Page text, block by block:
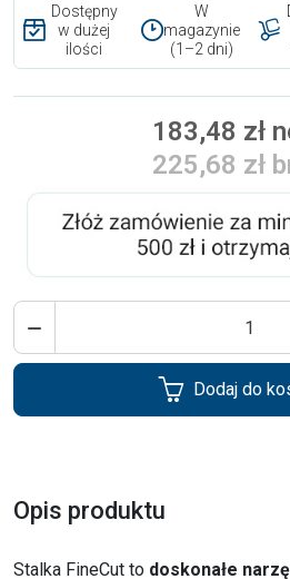
Dostępny
w dużej
ilości
W
magazynie
(1–2 dni)
183,48 zł
225,68 zł

Dodaj do
Opis produktu
Stalka FineCut to doskonałe